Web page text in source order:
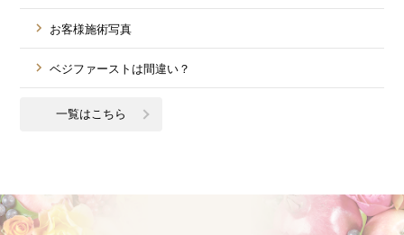
お客様施術写真
ベジファーストは間違い？
一覧はこちら